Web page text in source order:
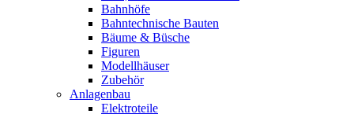
Bahnhöfe
Bahntechnische Bauten
Bäume & Büsche
Figuren
Modellhäuser
Zubehör
Anlagenbau
Elektroteile